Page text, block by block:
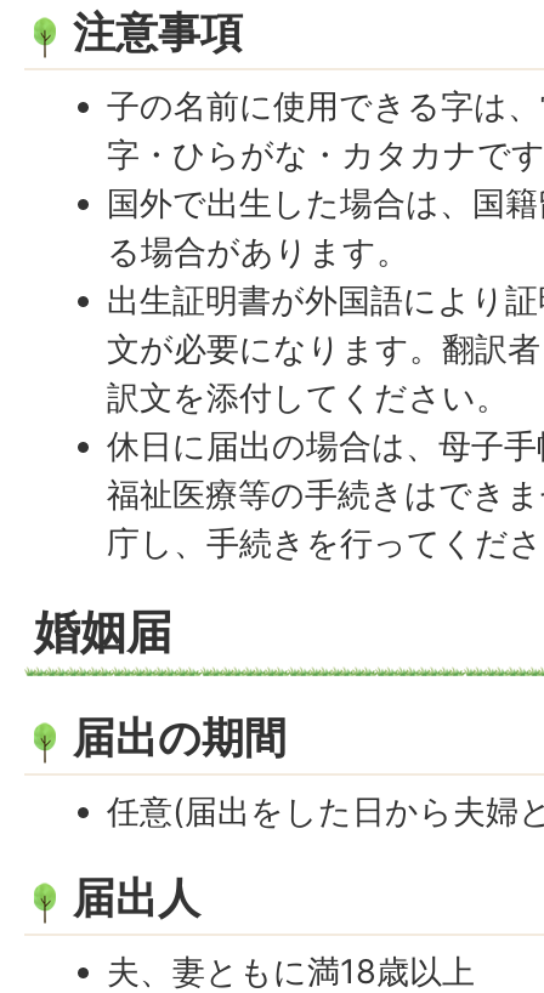
注意事項
子の名前に使用できる字は
字・ひらがな・カタカナで
国外で出生した場合は、国
る場合があります。
出生証明書が外国語により
文が必要になります。翻訳
訳文を添付してください。
休日に届出の場合は、母子
福祉医療等の手続きはでき
庁し、手続きを行ってくだ
婚姻届
届出の期間
任意(届出をした日から夫婦
届出人
夫、妻ともに満18歳以上